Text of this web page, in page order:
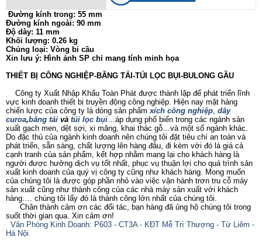
Đường kính trong: 55 mm
Đường kính ngoài: 90 mm
Độ dày: 11 mm
Khối lượng: 0.26 kg
Chủng loại: Vòng bi cầu
Xin lưu ý: Hình ảnh SP chỉ mang tính minh họa
THIẾT BỊ CÔNG NGHIỆP-BĂNG TẢI-TÚI LỌC BỤI-BULONG GẦU
Công ty Xuất Nhập Khẩu Toàn Phát được thành lập để phát triển lĩnh
vực kinh doanh thiết bị truyền động công nghiệp. Hiện nay mặt hàng
chiến lược của công ty là dòng sản phẩm xích công nghiệp, dây
curoa,băng tải và túi lọc bụi…áp dụng phổ biến trong các ngành sản
xuất gạch men, dệt sợi, xi măng, khai thác gỗ…và một số ngành khác.
Do đặc thù của ngành kinh doanh nên chúng tôi đặt tiêu chí an toàn và
phát triển, sẵn sàng, chất lượng lên hàng đâu, đi kèm với đó là giá cả
cạnh tranh của sản phẩm, kết hợp nhằm mang lại cho khách hàng là
người được hưởng dịch vụ tốt nhất, phục vụ thuận lợi cho quá trình sản
xuất kinh doanh của quý vị công ty cũng như khách hàng. Mong muốn
của chúng tôi là được góp phần nhỏ vào việc vận hành trơn tru cỗ máy
sản xuất cũng như thành công của các nhà máy sản xuất với khách
hàng…. chúng tôi lấy đó là thành công lớn nhất của chúng tôi.
Chân thành cảm ơn các đối tác, bạn hàng đã ủng hộ chúng tôi trong
suốt thời gian qua. Xin cảm ơn!
Văn Phòng Kinh Doanh: P603 - CT3A - KĐT Mễ Trì Thượng - Từ Liêm -
Hà Nội